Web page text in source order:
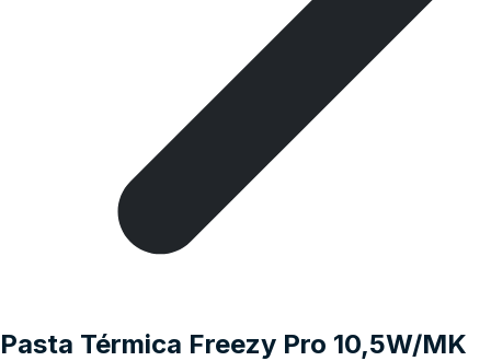
Pasta Térmica Freezy Pro 10,5W/MK